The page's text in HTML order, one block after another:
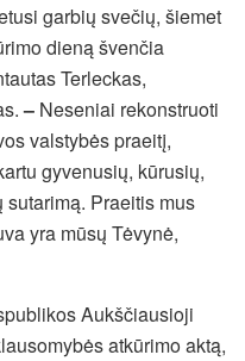
garbių svečių, šiemet
dieną švenčia
Terleckas,
– Neseniai rekonstruoti
valstybės praeitį,
gyvenusių, kūrusių,
Praeitis mus
yra mūsų Tėvynė,
Aukščiausioji
atkūrimo aktą,